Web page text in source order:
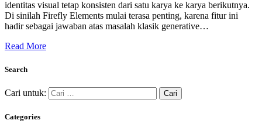
identitas visual tetap konsisten dari satu karya ke karya berikutnya.
Di sinilah Firefly Elements mulai terasa penting, karena fitur ini
hadir sebagai jawaban atas masalah klasik generative…
Read More
Search
Cari untuk:
Categories